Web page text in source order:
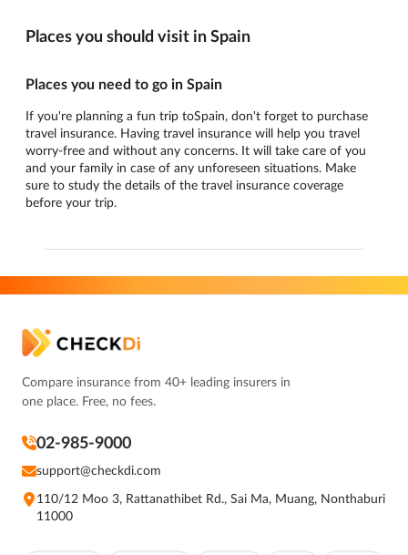
Places you should visit in Spain
Places you need to go in Spain
If you're planning a fun trip toSpain, don't forget to purchase
travel insurance. Having travel insurance will help you travel
worry-free and without any concerns. It will take care of you
and your family in case of any unforeseen situations. Make
sure to study the details of the travel insurance coverage
before your trip.
Compare insurance from 40+ leading insurers in
one place. Free, no fees.
02-985-9000
support@checkdi.com
110/12 Moo 3, Rattanathibet Rd., Sai Ma, Muang, Nonthaburi
11000